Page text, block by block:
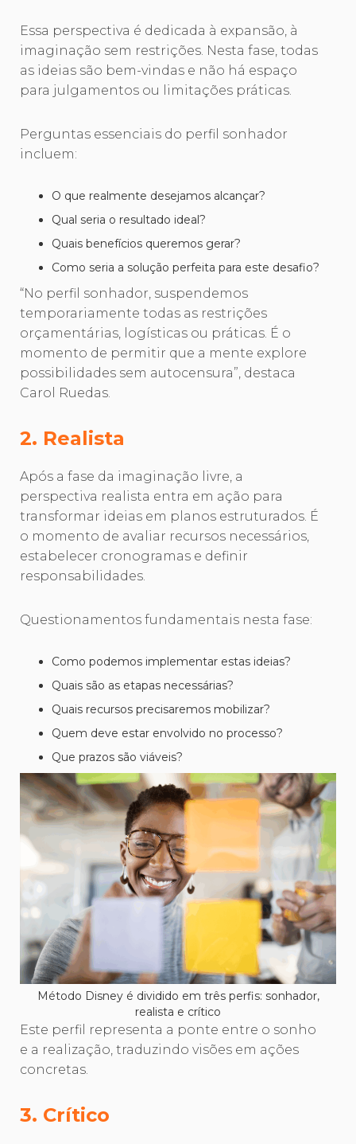
Essa perspectiva é dedicada à expansão, à
imaginação sem restrições. Nesta fase, todas
as ideias são bem-vindas e não há espaço
para julgamentos ou limitações práticas.
Perguntas essenciais do perfil sonhador
incluem:
O que realmente desejamos alcançar?
Qual seria o resultado ideal?
Quais benefícios queremos gerar?
Como seria a solução perfeita para este desafio?
“No perfil sonhador, suspendemos
temporariamente todas as restrições
orçamentárias, logísticas ou práticas. É o
momento de permitir que a mente explore
possibilidades sem autocensura”, destaca
Carol Ruedas.
2. Realista
Após a fase da imaginação livre, a
perspectiva realista entra em ação para
transformar ideias em planos estruturados. É
o momento de avaliar recursos necessários,
estabelecer cronogramas e definir
responsabilidades.
Questionamentos fundamentais nesta fase:
Como podemos implementar estas ideias?
Quais são as etapas necessárias?
Quais recursos precisaremos mobilizar?
Quem deve estar envolvido no processo?
Que prazos são viáveis?
Método Disney é dividido em três perfis: sonhador,
realista e crítico
Este perfil representa a ponte entre o sonho
e a realização, traduzindo visões em ações
concretas.
3. Crítico